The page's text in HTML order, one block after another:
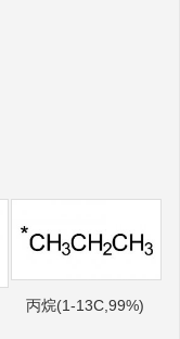
丙烷(1-13C,99%)